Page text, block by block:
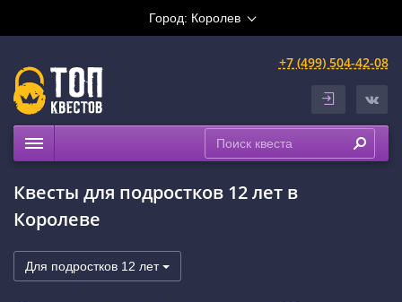
Город: Королев
+7 (499) 504-42-08
Рейтинги
На карте
Квесты для подростков 12 лет в
Королеве
Для подростков 12 лет